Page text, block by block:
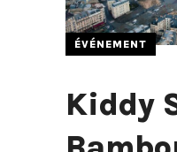
ÉVÉNEMENT
Kiddy